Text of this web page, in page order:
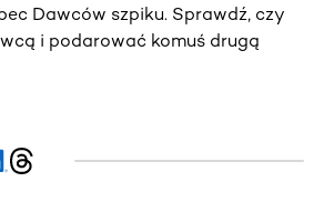
Dawców szpiku. Sprawdź, czy
i podarować komuś drugą